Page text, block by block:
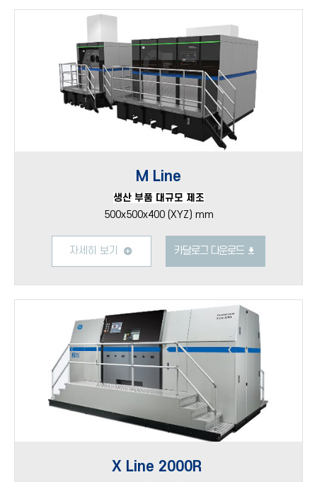
M Line
생산 부품 대규모 제조
500x500x400 (XYZ) mm
자세히 보기 카달로그 다운로드
X Line 2000R